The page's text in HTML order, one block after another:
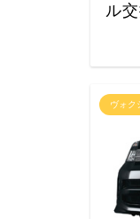
ル
ヴォク